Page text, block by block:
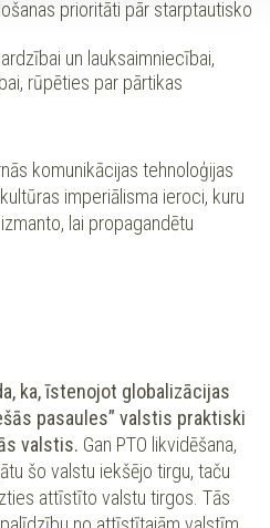
prioritāti pār starptautisko
un lauksaimniecībai,
rūpēties par pārtikas
komunikācijas tehnoloģijas
imperiālisma ieroci, kuru
lai propagandētu
ka, īstenojot globalizācijas
pasaules” valstis praktiski
valstis. Gan PTO likvidēšana,
šo valstu iekšējo tirgu, taču
attīstīto valstu tirgos. Tās